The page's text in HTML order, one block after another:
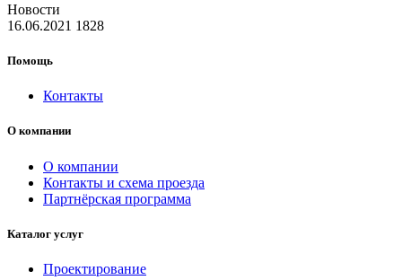
Новости
16.06.2021 1828
Помощь
Контакты
О компании
О компании
Контакты и схема проезда
Партнёрская программа
Каталог услуг
Проектирование